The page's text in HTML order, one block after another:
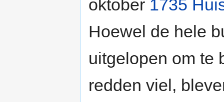
oktober 1735
Hoewel de hele
uitgelopen om te
redden viel,